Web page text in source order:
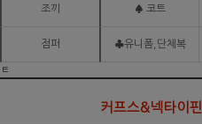
조끼 ♠ 코트
점퍼 ♣유니폼,단체복
ㅌ
커프스&넥타이핀